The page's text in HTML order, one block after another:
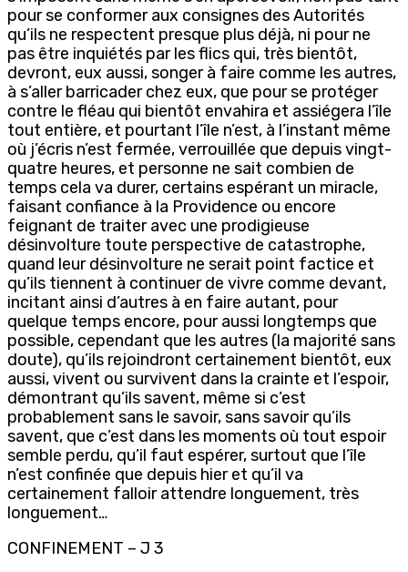
pour se conformer aux consignes des Autorités
qu’ils ne respectent presque plus déjà, ni pour ne
pas être inquiétés par les flics qui, très bientôt,
devront, eux aussi, songer à faire comme les autres,
à s’aller barricader chez eux, que pour se protéger
contre le fléau qui bientôt envahira et assiégera l’île
tout entière, et pourtant l’île n’est, à l’instant même
où j’écris n’est fermée, verrouillée que depuis vingt-
quatre heures, et personne ne sait combien de
temps cela va durer, certains espérant un miracle,
faisant confiance à la Providence ou encore
feignant de traiter avec une prodigieuse
désinvolture toute perspective de catastrophe,
quand leur désinvolture ne serait point factice et
qu’ils tiennent à continuer de vivre comme devant,
incitant ainsi d’autres à en faire autant, pour
quelque temps encore, pour aussi longtemps que
possible, cependant que les autres (la majorité sans
doute), qu’ils rejoindront certainement bientôt, eux
aussi, vivent ou survivent dans la crainte et l’espoir,
démontrant qu’ils savent, même si c’est
probablement sans le savoir, sans savoir qu’ils
savent, que c’est dans les moments où tout espoir
semble perdu, qu’il faut espérer, surtout que l’île
n’est confinée que depuis hier et qu’il va
certainement falloir attendre longuement, très
longuement…
CONFINEMENT – J 3